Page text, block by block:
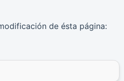
de ésta página: